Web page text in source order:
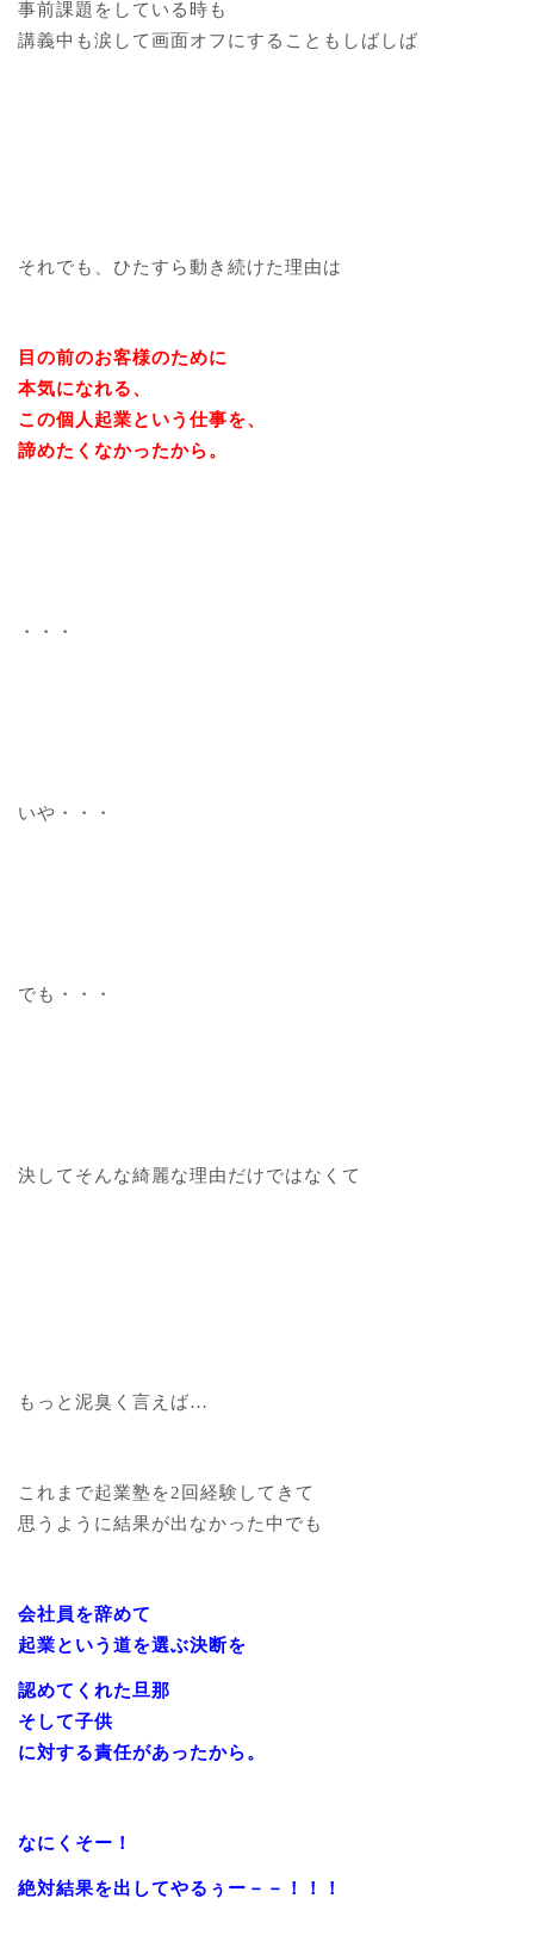
事前課題をしている時も
講義中も涙して画面オフにすることもしばしば
それでも、ひたすら動き続けた理由は
目の前のお客様のために
本気になれる、
この個人起業という仕事を、
諦めたくなかったから。
・・・
いや・・・
でも・・・
決してそんな綺麗な理由だけではなくて
もっと泥臭く言えば…
これまで起業塾を2回経験してきて
思うように結果が出なかった中でも
会社員を辞めて
起業という道を選ぶ決断を
認めてくれた旦那
そして子供
に対する責任があったから。
なにくそー！
絶対結果を出してやるぅー－－！！！